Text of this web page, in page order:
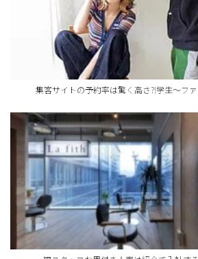
集客サイトの予約率は驚く高さ?!学生～フ